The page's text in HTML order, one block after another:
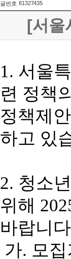
글번호 81327435
[서울
1. 서울
련 정책
정책제
하고 있
2. 청소
위해
바랍니
가. 모